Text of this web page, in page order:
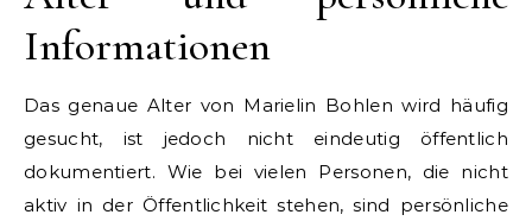
Informationen
Das genaue Alter von Marielin Bohlen wird häufig
gesucht, ist jedoch nicht eindeutig öffentlich
dokumentiert. Wie bei vielen Personen, die nicht
aktiv in der Öffentlichkeit stehen, sind persönliche